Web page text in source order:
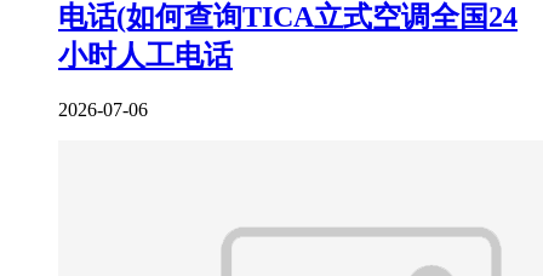
电话(如何查询TICA立式空调全国24
小时人工电话
2026-07-06